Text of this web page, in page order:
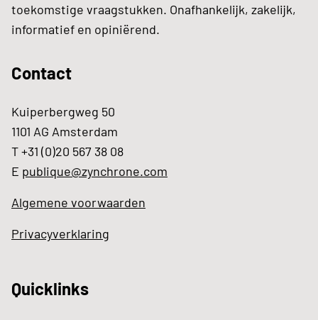
toekomstige vraagstukken. Onafhankelijk, zakelijk,
informatief en opiniërend.
Contact
Kuiperbergweg 50
1101 AG Amsterdam
T +31 (0)20 567 38 08
E publique@zynchrone.com
Algemene voorwaarden
Privacyverklaring
Quicklinks